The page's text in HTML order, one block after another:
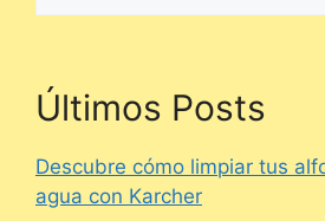
Últimos Posts
Descubre cómo limpiar tus
agua con Karcher